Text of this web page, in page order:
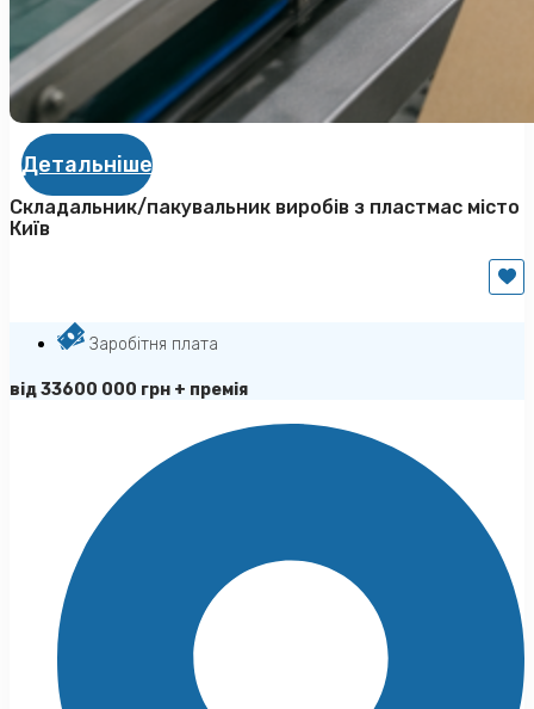
Детальніше
Складальник/пакувальник виробів з пластмас місто
Київ
Заробітня плата
від 33600 000 грн + премія